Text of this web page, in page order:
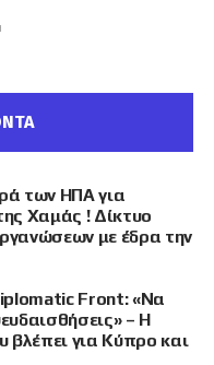
των ΗΠΑ για
Χαμάς ! Δίκτυο
με έδρα την
Front: «Να
– Η
βλέπει για Κύπρο και